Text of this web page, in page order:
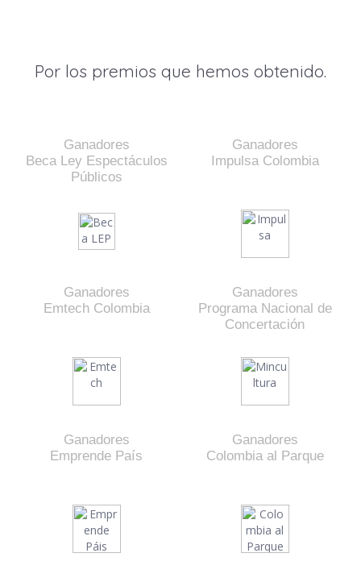
Por los premios que hemos obtenido.
Ganadores
Beca Ley Espectáculos
Públicos
Ganadores
Impulsa Colombia
Ganadores
Emtech Colombia
Ganadores
Programa Nacional de
Concertación
Ganadores
Emprende País
Ganadores
Colombia al Parque